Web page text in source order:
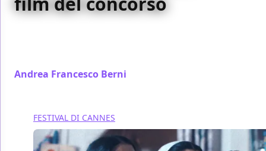
Andrea Francesco Berni
FESTIVAL DI CANNES